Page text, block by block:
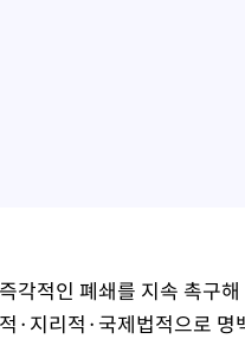
각적인 폐쇄를 지속 촉구
·지리적·국제법적으로 명